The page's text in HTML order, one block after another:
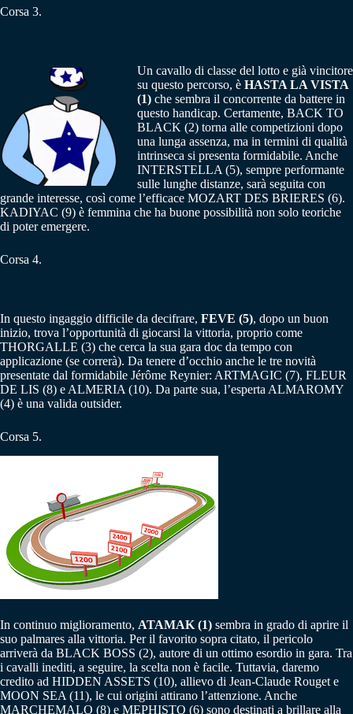
Corsa 3.
Un cavallo di classe del lotto e già vincitore
su questo percorso, è HASTA LA VISTA
(1) che sembra il concorrente da battere in
questo handicap. Certamente, BACK TO
BLACK (2) torna alle competizioni dopo
una lunga assenza, ma in termini di qualità
intrinseca si presenta formidabile. Anche
INTERSTELLA (5), sempre performante
sulle lunghe distanze, sarà seguita con
grande interesse, così come l’efficace MOZART DES BRIERES (6).
KADIYAC (9) è femmina che ha buone possibilità non solo teoriche
di poter emergere.
Corsa 4.
In questo ingaggio difficile da decifrare, FEVE (5), dopo un buon
inizio, trova l’opportunità di giocarsi la vittoria, proprio come
THORGALLE (3) che cerca la sua gara doc da tempo con
applicazione (se correrà). Da tenere d’occhio anche le tre novità
presentate dal formidabile Jérôme Reynier: ARTMAGIC (7), FLEUR
DE LIS (8) e ALMERIA (10). Da parte sua, l’esperta ALMAROMY
(4) è una valida outsider.
Corsa 5.
In continuo miglioramento, ATAMAK (1) sembra in grado di aprire il
suo palmares alla vittoria. Per il favorito sopra citato, il pericolo
arriverà da BLACK BOSS (2), autore di un ottimo esordio in gara. Tra
i cavalli inediti, a seguire, la scelta non è facile. Tuttavia, daremo
credito ad HIDDEN ASSETS (10), allievo di Jean-Claude Rouget e
MOON SEA (11), le cui origini attirano l’attenzione. Anche
MARCHEMALO (8) e MEPHISTO (6) sono destinati a brillare alla